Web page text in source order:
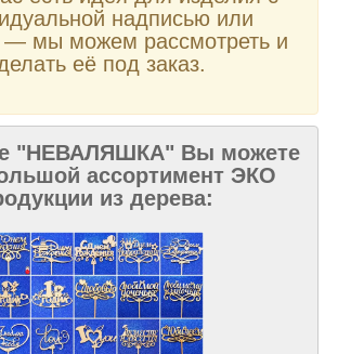
надписью или
—мы можем рассмотреть и
её под заказ.
"НЕВАЛЯШКА" Вы можете
ассортимент ЭКО
из дерева: